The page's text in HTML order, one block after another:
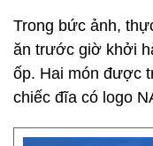
Trong bức ảnh,
ăn trước giờ khởi
ốp. Hai món được
chiếc đĩa có logo